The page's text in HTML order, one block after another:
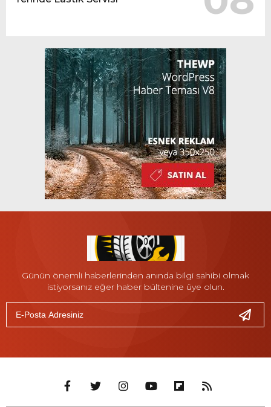
Günün önemli haberlerinden anında bilgi sahibi olmak
istiyorsanız eğer haber bültenine üye olun.